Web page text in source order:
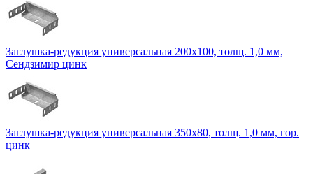
Заглушка-редукция универсальная 200х100, толщ. 1,0 мм,
Сендзимир цинк
Заглушка-редукция универсальная 350х80, толщ. 1,0 мм, гор.
цинк